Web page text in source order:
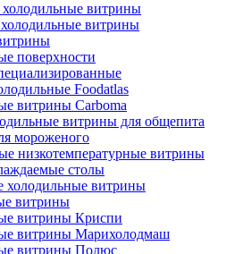
витрины
витрины
поверхности
Foodatlas
витрины Carboma
витрины для общепита
мороженого
низкотемпературные витрины
столы
холодильные витрины
витрины
витрины Криспи
витрины Марихолодмаш
витрины Полюс